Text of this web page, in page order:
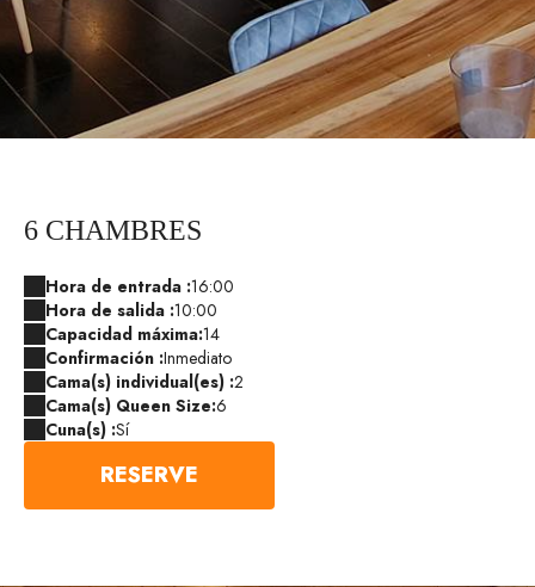
6 CHAMBRES
Hora de entrada :16:00
Hora de salida :10:00
Capacidad máxima:14
Confirmación :Inmediato
Cama(s) individual(es) :2
Cama(s) Queen Size:6
Cuna(s) :Sí
RESERVE